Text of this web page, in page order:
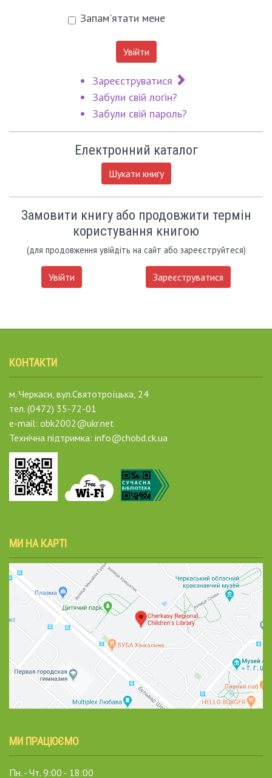
Запам'ятати мене
Увійти
Зареєструватися
Забули свій логін?
Забули свій пароль?
Електронний каталог
Шукати книгу
Замовити книгу або продовжити термін
користування книгою
(для продовження увійдіть на сайт або зареєструйтеся)
Увійти Зареєструватися
КОНТАКТИ
м. Черкаси, вул.Святотроїцька, 24
тел. (0472) 35-72-01
e-mail: obk2002@ukr.net
Технічна підтримка: info@chobd.ck.ua
МИ НА КАРТІ
МИ ПРАЦЮЄМО
Пн. - Чт. 9:00 - 18:00